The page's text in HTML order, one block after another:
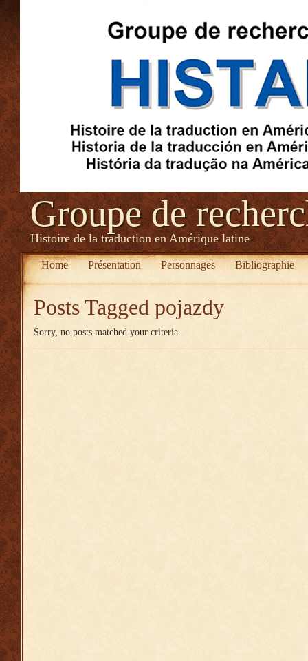
Groupe de
Histoire de la traduction en Amérique latine
Home Présentation Personnages Bibliographie
Posts Tagged pojazdy
Sorry, no posts matched your criteria.